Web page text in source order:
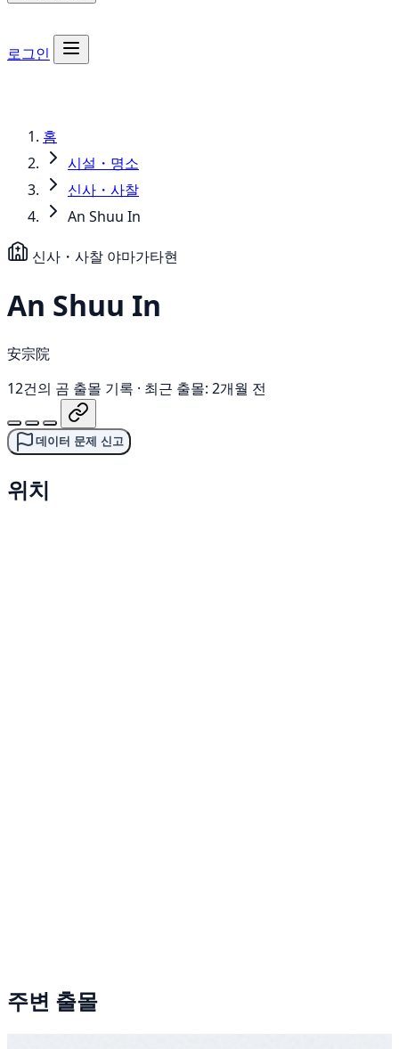
로그인
홈
시설・명소
신사・사찰
An Shuu In
신사・사찰 야마가타현
An Shuu In
安宗院
12건의 곰 출몰 기록 · 최근 출몰: 2개월 전
데이터 문제 신고
위치
주변 출몰